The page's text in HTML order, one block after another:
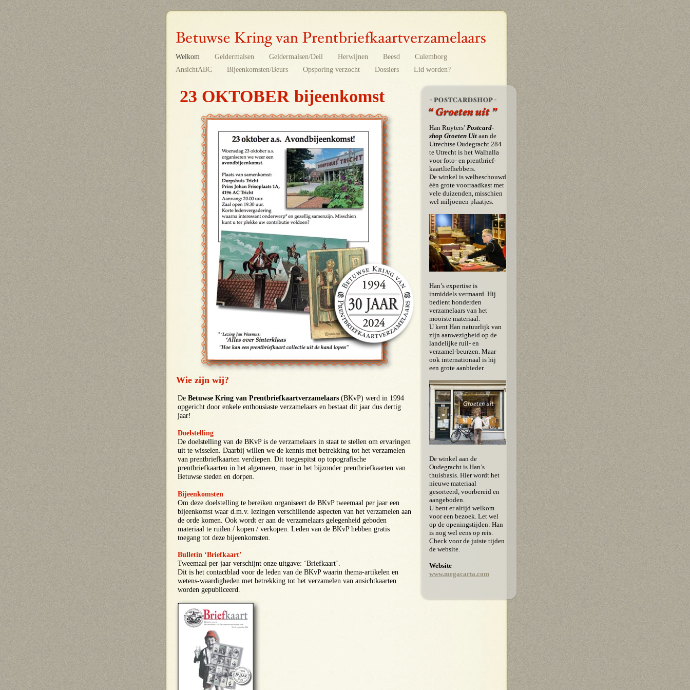
Welkom Geldermalsen Geldermalsen/Deil Herwijnen Beesd
Culemborg
AnsichtABC
Bijeenkomsten/Beurs Opsporing verzocht Dossiers Lid worden?
Wie zijn wij?
De Betuwse Kring van Prentbriefkaartverzamelaars (BKvP) werd in 1994
opgericht door enkele enthousiaste verzamelaars en bestaat dit jaar dus dertig
jaar!
Doelstelling
De doelstelling van de BKvP is de verzamelaars in staat te stellen om ervaringen
uit te wisselen. Daarbij willen we de kennis met betrekking tot het verzamelen
van prentbriefkaarten verdiepen. Dit toegespitst op topografische
prentbriefkaarten in het algemeen, maar in het bijzonder prentbriefkaarten van
Betuwse steden en dorpen.
Bijeenkomsten
Om deze doelstelling te bereiken organiseert de BKvP tweemaal per jaar een
bijeenkomst waar d.m.v. lezingen verschillende aspecten van het verzamelen aan
de orde komen. Ook wordt er aan de verzamelaars gelegenheid geboden
materiaal te ruilen / kopen / verkopen. Leden van de BKvP hebben gratis
toegang tot deze bijeenkomsten.
Bulletin ‘Briefkaart’
Tweemaal per jaar verschijnt onze uitgave: ‘Briefkaart’.
Dit is het contactblad voor de leden van de BKvP waarin thema-artikelen en
wetens-waardigheden met betrekking tot het verzamelen van ansichtkaarten
worden gepubliceerd.
Han Ruyters’ Postcard-
shop Groeten Uit aan de
Utrechtse Oudegracht 284
te Utrecht is het Walhalla
voor foto- en prentbrief-
kaartliefhebbers.
De winkel is welbeschouwd
één grote voorraadkast met
vele duizenden, misschien
wel miljoenen plaatjes.
Han’s expertise is
inmiddels vermaard. Hij
bedient honderden
verzamelaars van het
mooiste materiaal.
U kent Han natuurlijk van
zijn aanwezigheid op de
landelijke ruil- en
verzamel-beurzen. Maar
ook internationaal is hij
een grote aanbieder.
De winkel aan de
Oudegracht is Han’s
thuisbasis. Hier wordt het
nieuwe materiaal
gesorteerd, voorbereid en
aangeboden.
U bent er altijd welkom
voor een bezoek. Let wel
op de openingstijden: Han
is nog wel eens op reis.
Check voor de juiste tijden
de website.
Website
www.megacarta.com
23 OKTOBER bijeenkomst